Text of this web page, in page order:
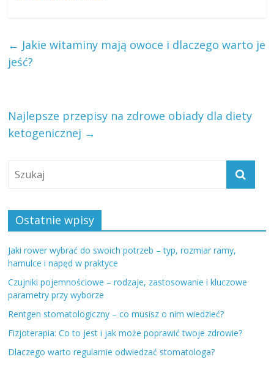
← Jakie witaminy mają owoce i dlaczego warto je
jeść?
Najlepsze przepisy na zdrowe obiady dla diety
ketogenicznej →
Ostatnie wpisy
Jaki rower wybrać do swoich potrzeb – typ, rozmiar ramy,
hamulce i napęd w praktyce
Czujniki pojemnościowe – rodzaje, zastosowanie i kluczowe
parametry przy wyborze
Rentgen stomatologiczny – co musisz o nim wiedzieć?
Fizjoterapia: Co to jest i jak może poprawić twoje zdrowie?
Dlaczego warto regularnie odwiedzać stomatologa?